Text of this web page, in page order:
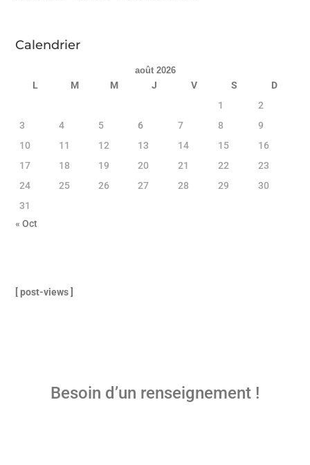
Calendrier
août 2026
L M M J V S
D
1
2
3
4 5 6 7 8
9
10
11 12 13 14 15
16
17
18 19 20 21 22
23
24
25 26 27 28 29
30
31
« Oct
[ post-views ]
Besoin d’un renseignement !